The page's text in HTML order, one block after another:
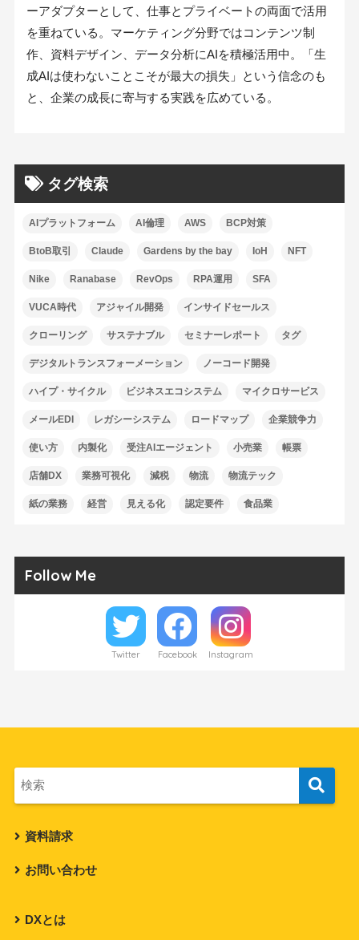
ーアダプターとして、仕事とプライベートの両面で活用
を重ねている。マーケティング分野ではコンテンツ制
作、資料デザイン、データ分析にAIを積極活用中。「生
成AIは使わないことこそが最大の損失」という信念のも
と、企業の成長に寄与する実践を広めている。
タグ検索
AIプラットフォーム AI倫理 AWS BCP対策
BtoB取引 Claude Gardens by the bay IoH NFT
Nike Ranabase RevOps RPA運用 SFA
VUCA時代 アジャイル開発 インサイドセールス
クローリング サステナブル セミナーレポート タグ
デジタルトランスフォーメーション ノーコード開発
ハイプ・サイクル ビジネスエコシステム マイクロサービス
メールEDI レガシーシステム ロードマップ 企業競争力
使い方 内製化 受注AIエージェント 小売業 帳票
店舗DX 業務可視化 減税 物流 物流テック
紙の業務 経営 見える化 認定要件 食品業
Follow Me
Twitter Facebook Instagram
資料請求
お問い合わせ
DXとは